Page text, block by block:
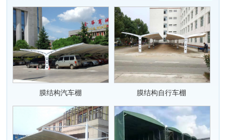
膜结构汽车棚 膜结构自行车棚